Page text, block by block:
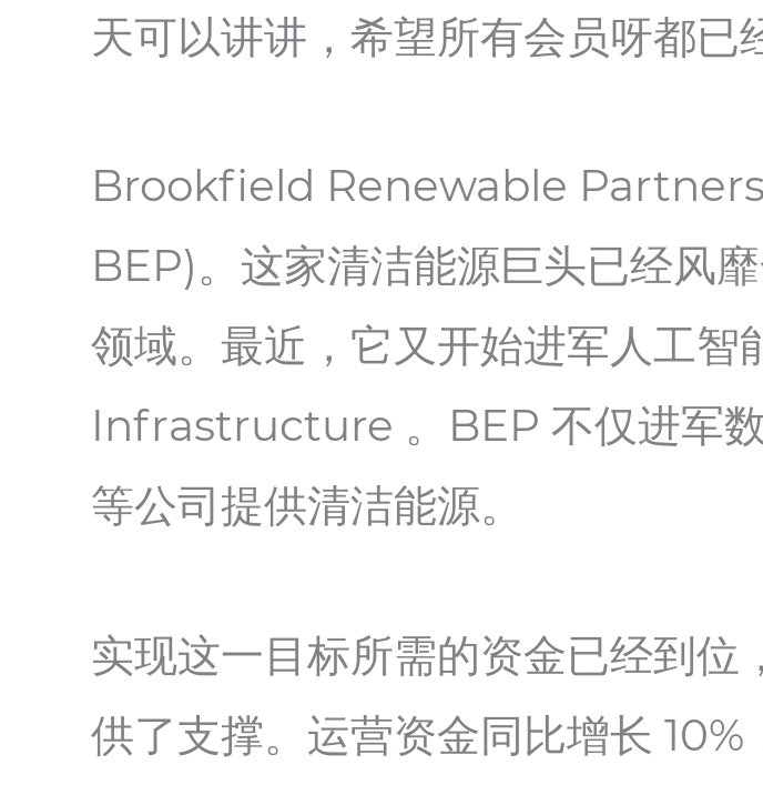
天可以讲讲，希望所有会员呀都已
Brookfield Renewable Partners
BEP)。这家清洁能源巨头已经风
领域。最近，它又开始进军人工智
Infrastructure 。BEP 不仅进军
等公司提供清洁能源。
实现这一目标所需的资金已经到
供了支撑。运营资金同比增长